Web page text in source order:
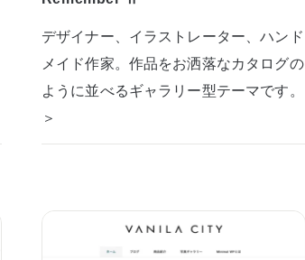
デザイナー、イラストレーター、ハンド
メイド作家。作品をお洒落なカタログの
ように並べるギャラリー型テーマです。
＞